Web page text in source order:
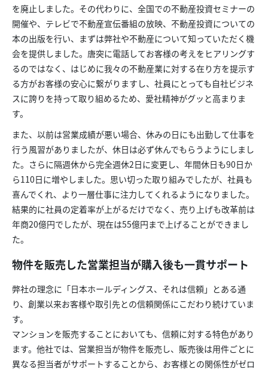
を廃止しました。その代わりに、全国での不動産投資セミナーの
開催や、テレビで不動産宣伝番組の放映、不動産投資についての
本の出版を行い、まずは弊社や不動産について知っていただく機
会を提供しました。唐突に電話してお客様の考えをヒアリングす
るのではなく、はじめに我々の不動産業に対する在り方を提示す
る方がお客様の安心に繋がりますし、社員にとっても自社ビジネ
スに誇りを持って取り組めるため、愛社精神がグッと高まりま
す。
また、以前は営業成績が悪い場合、休みの日にも出勤して仕事を
行う風習がありましたが、休日は必ず休んでもらうようにしまし
た。さらに隔週休から完全週休2日に変更し、年間休日も90日か
ら110日に増やしました。思い切った取り組みでしたが、社員も
喜んでくれ、より一層仕事に注力してくれるようになりました。
結果的に社員の定着率が上がるだけでなく、売り上げも改革前は
年商20億円でしたが、現在は55億円まで上げることができまし
た。
物件を販売した営業担当が購入後も一貫サポート
弊社の理念に「日本ホールディングス、それは信頼」とある通
り、創業以来お客様や取引先との信頼関係にこだわり続けていま
す。
マンションを販売することにおいても、信頼に対する特色があり
ます。他社では、営業担当が物件を販売し、販売後は用件ごとに
異なる担当者がサポートすることから、お客様との関係性がゼロ